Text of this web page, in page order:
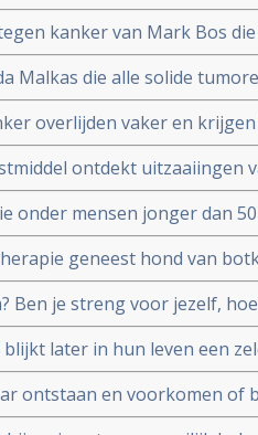
kanker van Mark Bos
Malkas die alle solide
in fase I studie
overlijden vaker en
vormen van kanker
ontdekt uitzaaiingen
nauwkeurig blijkt uit
onder mensen jonger dan
uit nieuwe studie. Is er
geneest hond van
reageren ook goed op
Ben je streng voor jezelf,
interviewde 26 mensen
later in hun leven een
is nog onduidelijk.
ontstaan en voorkomen of
aanpak.